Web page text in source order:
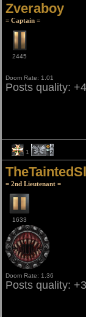
Zveraboy
= Captain =
2445
Doom Rate: 1.01
Posts quality:
1 2
= 2nd Lieutenant =
1633
Doom Rate: 1.36
Posts quality: